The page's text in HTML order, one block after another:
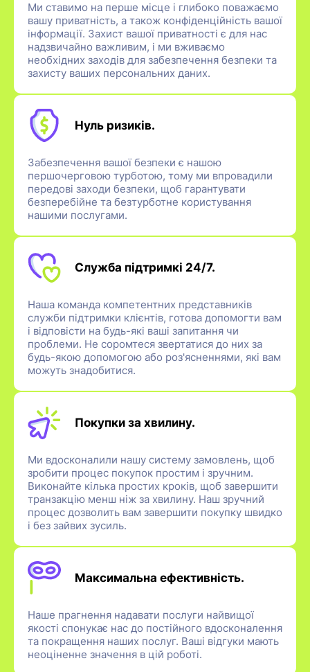
Ми ставимо на перше місце і глибоко поважаємо
вашу приватність, а також конфіденційність вашої
інформації. Захист вашої приватності є для нас
надзвичайно важливим, і ми вживаємо
необхідних заходів для забезпечення безпеки та
захисту ваших персональних даних.
Нуль ризиків.
Забезпечення вашої безпеки є нашою
першочерговою турботою, тому ми впровадили
передові заходи безпеки, щоб гарантувати
безперебійне та безтурботне користування
нашими послугами.
Служба підтримкі 24/7.
Наша команда компетентних представників
служби підтримки клієнтів, готова допомогти вам
і відповісти на будь-які ваші запитання чи
проблеми. Не соромтеся звертатися до них за
будь-якою допомогою або роз'ясненнями, які вам
можуть знадобитися.
Покупки за хвилину.
Ми вдосконалили нашу систему замовлень, щоб
зробити процес покупок простим і зручним.
Виконайте кілька простих кроків, щоб завершити
транзакцію менш ніж за хвилину. Наш зручний
процес дозволить вам завершити покупку швидко
і без зайвих зусиль.
Максимальна ефективність.
Наше прагнення надавати послуги найвищої
якості спонукає нас до постійного вдосконалення
та покращення наших послуг. Ваші відгуки мають
неоціненне значення в цій роботі.